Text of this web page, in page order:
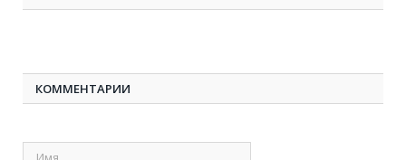
КОММЕНТАРИИ